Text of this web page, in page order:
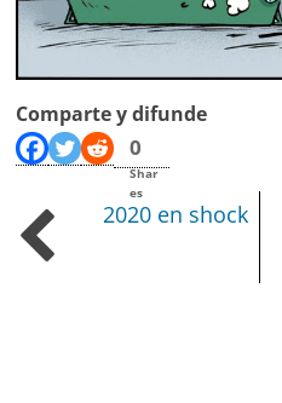
Comparte y difunde
0
Shar
es
2020 en shock